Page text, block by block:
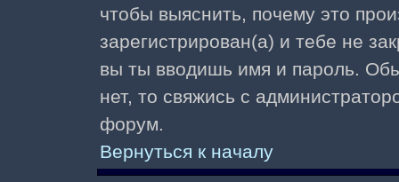
чтобы выяснить, почему это
зарегистрирован(а) и тебе не
вы ты вводишь имя и пароль.
нет, то свяжись с
форум.
Вернуться к началу